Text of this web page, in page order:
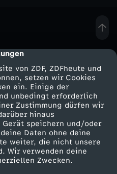
von ZDF, ZDFheute und
setzen wir Cookies
ein. Einige der
unbedingt erforderlich
Zustimmung dürfen wir
hinaus
speichern und/oder
Daten ohne deine
weiter, die nicht unsere
Wir verwenden deine
Zwecken.
Service
ZDFmitreden
Kontakt zum ZDF
Tickets